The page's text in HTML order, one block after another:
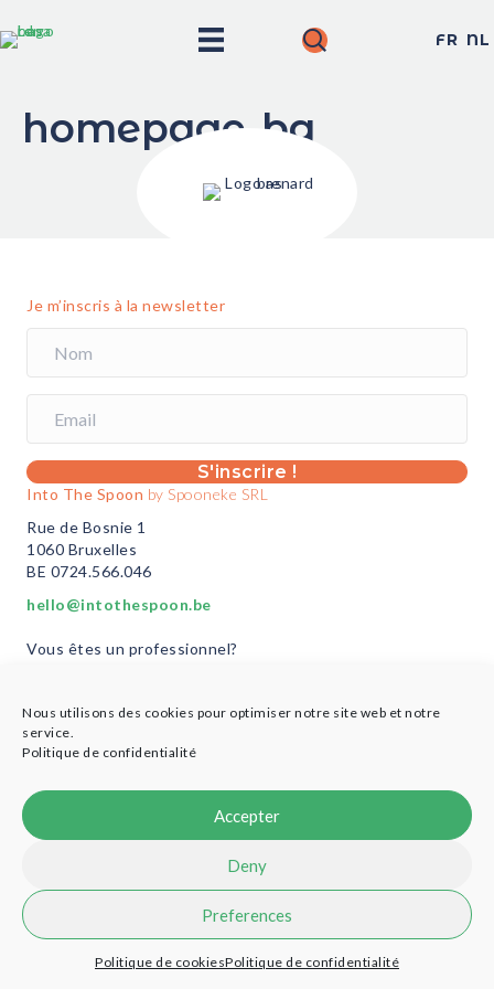
Nous utilisons des cookies pour optimiser notre site web et notre
service.
Politique de confidentialité
Accepter
Deny
Preferences
Politique de cookiesPolitique de confidentialité
FR NL
homepage-bg
Je m’inscris à la newsletter
S'inscrire !
Into The Spoon by Spooneke SRL
Rue de Bosnie 1
1060 Bruxelles
BE 0724.566.046
hello@intothespoon.be
Vous êtes un professionnel?